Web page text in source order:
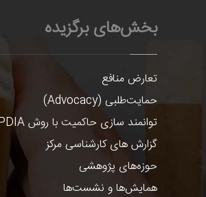
بخش‌های برگزیده
تعارض منافع
حمایت‌طلبی (Advocacy)
توانمند سازی حاکمیت با روش PDIA
گزارش های کارشناسی مرکز
حوزه‌های پژوهشی
همایش‌ها و نشست‌ها